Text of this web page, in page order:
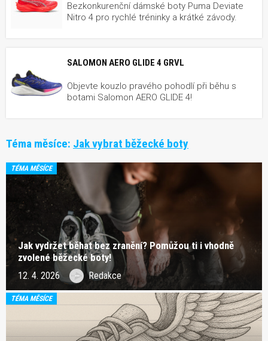
Bezkonkurenční dámské boty Puma Deviate
Nitro 4 pro rychlé tréninky a krátké závody.
SALOMON AERO GLIDE 4 GRVL
Objevte kouzlo pravého pohodlí při běhu s
botami Salomon AERO GLIDE 4!
Téma měsíce: Jak vybrat běžecké boty
TÉMA MĚSÍCE
Jak vydržet běhat bez zranění? Pomůžou ti i vhodně
zvolené běžecké boty!
12. 4. 2026 Redakce
TÉMA MĚSÍCE